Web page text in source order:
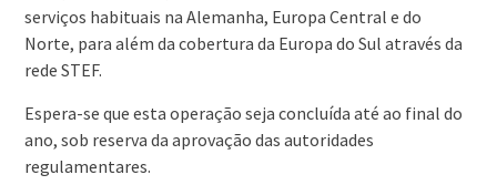
serviços habituais na Alemanha, Europa Central e do
Norte, para além da cobertura da Europa do Sul através da
rede STEF.
Espera-se que esta operação seja concluída até ao final do
ano, sob reserva da aprovação das autoridades
regulamentares.